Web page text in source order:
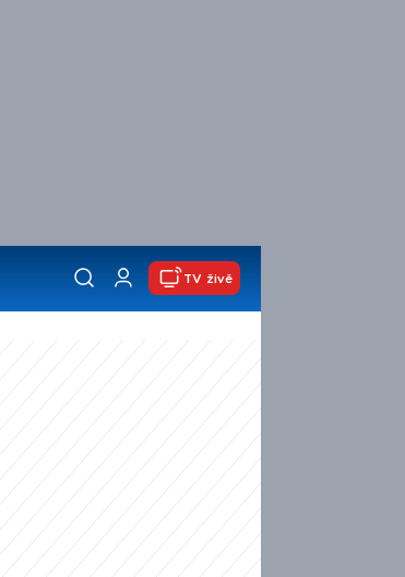
TV živě